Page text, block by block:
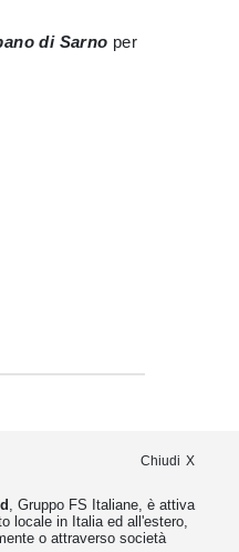
di Sarno per
Chiudi
, Gruppo FS Italiane, è attiva
locale in Italia ed all'estero,
o attraverso società